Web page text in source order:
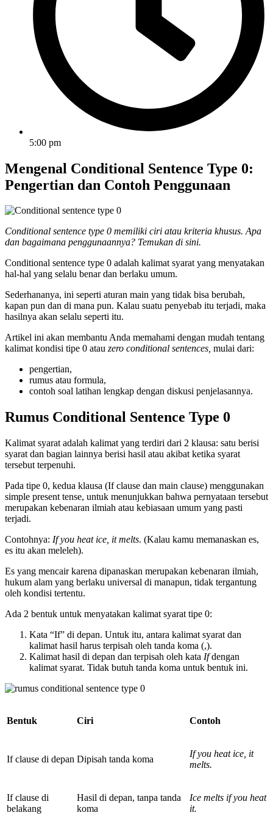
5:00 pm
Mengenal Conditional Sentence Type 0:
Pengertian dan Contoh Penggunaan
Conditional sentence type 0 memiliki ciri atau kriteria khusus. Apa
dan bagaimana penggunaannya? Temukan di sini.
Conditional sentence type 0 adalah kalimat syarat yang menyatakan
hal-hal yang selalu benar dan berlaku umum.
Sederhananya, ini seperti aturan main yang tidak bisa berubah,
kapan pun dan di mana pun. Kalau suatu penyebab itu terjadi, maka
hasilnya akan selalu seperti itu.
Artikel ini akan membantu Anda memahami dengan mudah tentang
kalimat kondisi tipe 0 atau zero conditional sentences, mulai dari:
pengertian,
rumus atau formula,
contoh soal latihan lengkap dengan diskusi penjelasannya.
Rumus Conditional Sentence Type 0
Kalimat syarat adalah kalimat yang terdiri dari 2 klausa: satu berisi
syarat dan bagian lainnya berisi hasil atau akibat ketika syarat
tersebut terpenuhi.
Pada tipe 0, kedua klausa (If clause dan main clause) menggunakan
simple present tense, untuk menunjukkan bahwa pernyataan tersebut
merupakan kebenaran ilmiah atau kebiasaan umum yang pasti
terjadi.
Contohnya: If you heat ice, it melts. (Kalau kamu memanaskan es,
es itu akan meleleh).
Es yang mencair karena dipanaskan merupakan kebenaran ilmiah,
hukum alam yang berlaku universal di manapun, tidak tergantung
oleh kondisi tertentu.
Ada 2 bentuk untuk menyatakan kalimat syarat tipe 0:
Kata “If” di depan. Untuk itu, antara kalimat syarat dan
kalimat hasil harus terpisah oleh tanda koma (,).
Kalimat hasil di depan dan terpisah oleh kata Ifdengan
kalimat syarat. Tidak butuh tanda koma untuk bentuk ini.
Bentuk Ciri Contoh
If clause di depan Dipisah tanda koma
If you heat ice, it
melts.
If clause di
belakang
Hasil di depan, tanpa tanda
koma
Ice melts if you heat
it.